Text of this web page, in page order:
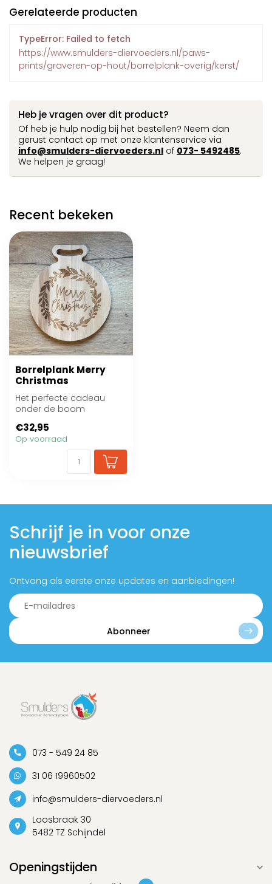
Gerelateerde producten
TypeError: Failed to fetch
https://www.smulders-diervoeders.nl/paws-
prints/graveren-op-hout/borrelplank-overig/kerst/
Heb je vragen over dit product?
Of heb je hulp nodig bij het bestellen? Neem dan
gerust contact op met onze klantenservice via
info@smulders-diervoeders.nl of 073- 5492485.
We helpen je graag!
Recent bekeken
Borrelplank Merry
Christmas
Het perfecte cadeau
onder de boom
€32,95
Op voorraad
Schrijf je in voor onze
nieuwsbrief
Ontvang als eerste onze updates en aanbiedingen!
Abonneer
073 - 549 24 85
31 06 19960502
info@smulders-diervoeders.nl
Loosbraak 30
5482 TZ Schijndel
Openingstijden